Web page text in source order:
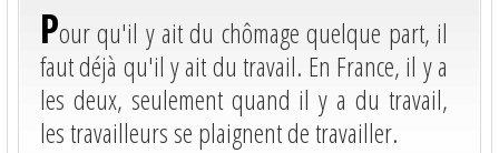
Pour qu'il y ait du chômage quelque part, il
faut déjà qu'il y ait du travail. En France, il y a
les deux, seulement quand il y a du travail,
les travailleurs se plaignent de travailler.